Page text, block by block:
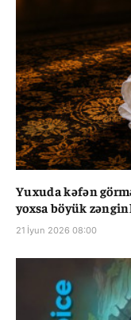
Yuxuda kəfən
yoxsa böyük
21 İyun 2026 08:00